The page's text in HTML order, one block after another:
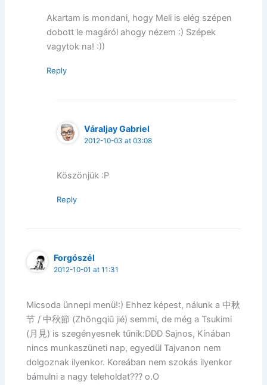
Akartam is mondani, hogy Meli is elég szépen
dobott le magáról ahogy nézem :) Szépek
vagytok na! :))
Reply
Váraljay Gabriel
2012-10-03 at 03:08
Köszönjük :P
Reply
Forgószél
2012-10-01 at 11:31
Micsoda ünnepi menü!:) Ehhez képest, nálunk a 中秋
节 / 中秋節 (Zhōngqiū jié) semmi, de még a Tsukimi
(月見) is szegényesnek tűnik:DDD Sajnos, Kínában
nincs munkaszüneti nap, egyedül Tajvanon nem
dolgoznak ilyenkor. Koreában nem szokás ilyenkor
bámulni a nagy teleholdat??? o.O